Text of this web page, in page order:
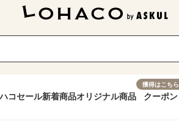
コセール新着商品オリジナル商品
獲得はこちら
クーポン